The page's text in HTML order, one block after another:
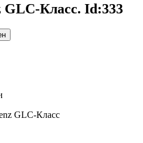
Класс. Id:333
GLC-Класс